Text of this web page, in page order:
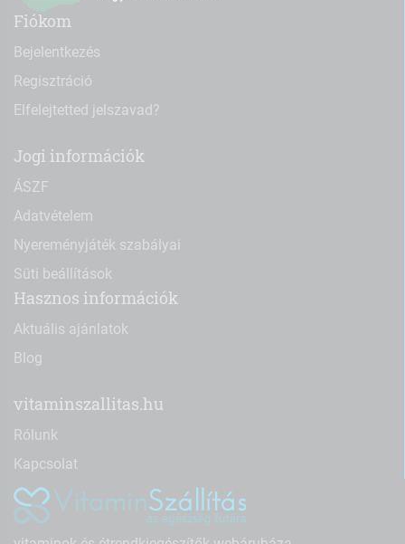
Fiókom
Bejelentkezés
Regisztráció
Elfelejtetted jelszavad?
Jogi információk
ÁSZF
Adatvételem
Nyereményjáték szabályai
Süti beállítások
Hasznos információk
Aktuális ajánlatok
Blog
vitaminszallitas.hu
Rólunk
Kapcsolat